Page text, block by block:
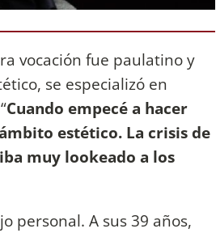
vocación fue paulatino y
se especializó en
Cuando empecé a hacer
estético. La crisis de
muy lookeado a los
personal. A sus 39 años,